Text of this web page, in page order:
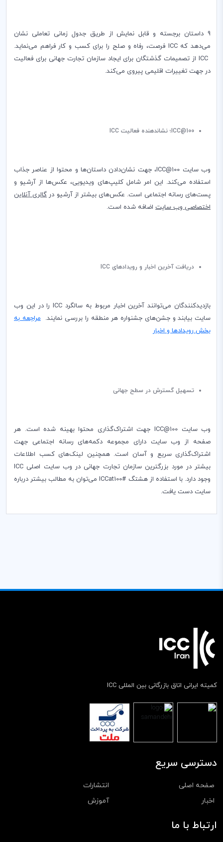
9 داستان برجسته و قابل نمایش از طریق جدول زمانی تعاملی نشان
می‌دهد کهICC فرصت، رفاه و صلح را برای کسب و کار فراهم می‌نماید.
ICCاز تصمیمات گذشتگان برای ایجاد سازمان تجارت جهانی برای فعالیت
در جهت تغییرات اقلیمی پیروی می‌کند.
ICC@100؛ نشاندهنده فعالیت ICC
وب سایت ICC@100‌‌، جهت نشان‌دادن داستان‌ها و محتوا از عناصر جذاب
استفاده می‌کند. این امر شامل کلیپ‌های ویدیویی، عکس‌ها از آرشیو و
پست‌های رسانه اجتماعی است. عکس‌های بیشتر از آرشیو درگالری آنلاین
اختصاصی وب سایتاضافه شده است.
دریافت آخرین اخبار و رویدادهای ICC
بازدیدکنندگان می‌توانند آخرین اخبار مربوط به سالگرد ICCرا در این وب
سایت بیابند و جشن‌های جشنواره هر منطقه را بررسی نمایند.مراجعه به
بخش رویدادها و اخبار
تسهیل گسترش در سطح جهانی
وب سایتICC@100 جهت اشتراک‌گذاری محتوا بهینه شده است. هر
صفحه از وب سایت دارای مجموعه دکمه‌های رسانه اجتماعی جهت
اشتراک‌گذاری سریع و آسان است. همچنین لینک‌های کسب اطلاعات
بیشتر در مورد بزرگترین سازمان تجارت جهانی در وب سایت اصلی ICC
وجود دارد.‌ ‌با استفاده از هشتگ #ICCat100می‌توان به مطالب بیشتر درباره
سایت دست یافت.
کمیته ایرانی اتاق بازرگانی بین المللی ICC
دسترسی سریع
صفحه اصلی
انتشارات
اخبار
آموزش
ارتباط با ما